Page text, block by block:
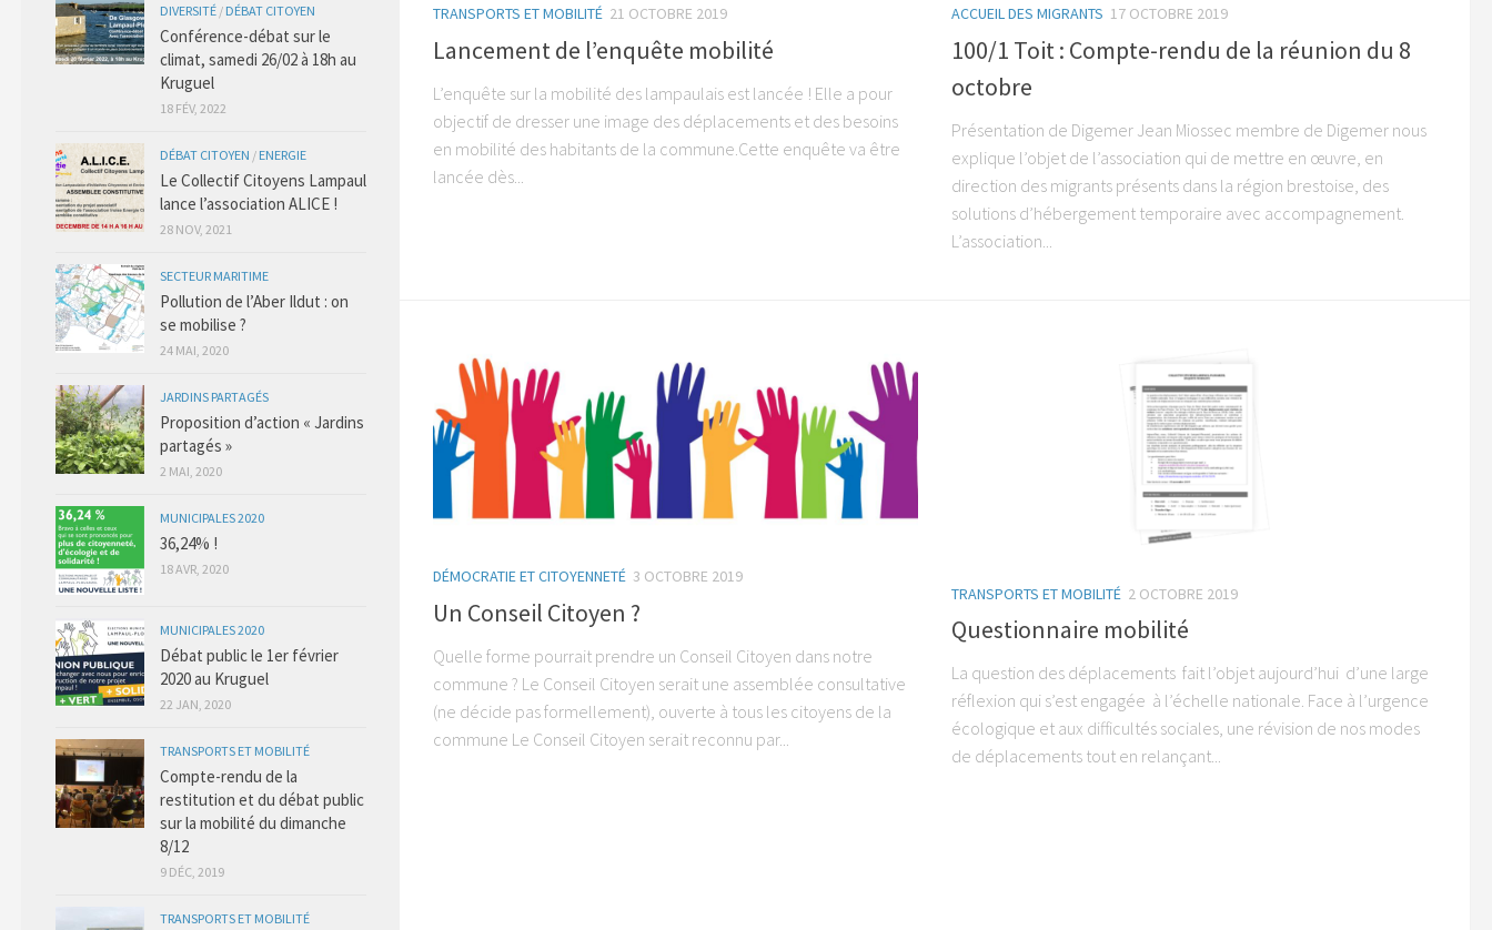
TRANSPORTS ET MOBILITÉ 21 OCTOBRE 2019
Lancement de l’enquête mobilité
L’enquête sur la mobilité des lampaulais est lancée ! Elle a pour
objectif de dresser une image des déplacements et des besoins
en mobilité des habitants de la commune.Cette enquête va être
lancée dès...
ACCUEIL DES MIGRANTS 17 OCTOBRE 2019
100/1 Toit : Compte-rendu de la réunion du 8
octobre
Présentation de Digemer Jean Miossec membre de Digemer nous
explique l’objet de l’association qui de mettre en œuvre, en
direction des migrants présents dans la région brestoise, des
solutions d’hébergement temporaire avec accompagnement.
L’association...
DÉMOCRATIE ET CITOYENNETÉ 3 OCTOBRE 2019
Un Conseil Citoyen ?
Quelle forme pourrait prendre un Conseil Citoyen dans notre
commune ? Le Conseil Citoyen serait une assemblée consultative
(ne décide pas formellement), ouverte à tous les citoyens de la
commune Le Conseil Citoyen serait reconnu par...
TRANSPORTS ET MOBILITÉ 2 OCTOBRE 2019
Questionnaire mobilité
La question des déplacements fait l’objet aujourd’hui d’une large
réflexion qui s’est engagée à l’échelle nationale. Face à l’urgence
écologique et aux difficultés sociales, une révision de nos modes
de déplacements tout en relançant...
DIVERSITÉ / DÉBAT CITOYEN
Conférence-débat sur le
climat, samedi 26/02 à 18h au
Kruguel
18 FÉV, 2022
DÉBAT CITOYEN / ENERGIE
Le Collectif Citoyens Lampaul
lance l’association ALICE !
28 NOV, 2021
SECTEUR MARITIME
Pollution de l’Aber Ildut : on
se mobilise ?
24 MAI, 2020
JARDINS PARTAGÉS
Proposition d’action « Jardins
partagés »
2 MAI, 2020
MUNICIPALES 2020
36,24% !
18 AVR, 2020
MUNICIPALES 2020
Débat public le 1er février
2020 au Kruguel
22 JAN, 2020
TRANSPORTS ET MOBILITÉ
Compte-rendu de la
restitution et du débat public
sur la mobilité du dimanche
8/12
9 DÉC, 2019
TRANSPORTS ET MOBILITÉ